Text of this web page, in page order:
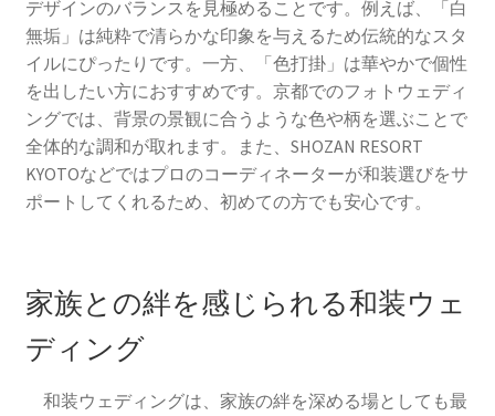
デザインのバランスを見極めることです。例えば、「白
無垢」は純粋で清らかな印象を与えるため伝統的なスタ
イルにぴったりです。一方、「色打掛」は華やかで個性
を出したい方におすすめです。京都でのフォトウェディ
ングでは、背景の景観に合うような色や柄を選ぶことで
全体的な調和が取れます。また、SHOZAN RESORT
KYOTOなどではプロのコーディネーターが和装選びをサ
ポートしてくれるため、初めての方でも安心です。
家族との絆を感じられる和装ウェ
ディング
和装ウェディングは、家族の絆を深める場としても最